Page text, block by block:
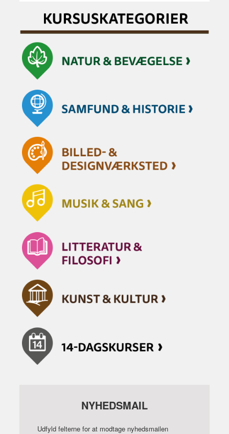
NYHEDSMAIL
Udfyld felterne for at modtage nyhedsmailen